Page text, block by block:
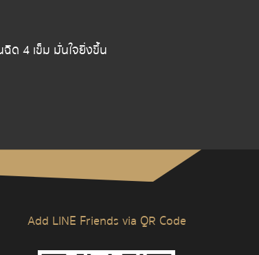
ด 4 เข็ม มั่นใจยิ่งขึ้น
Add LINE Friends via QR Code